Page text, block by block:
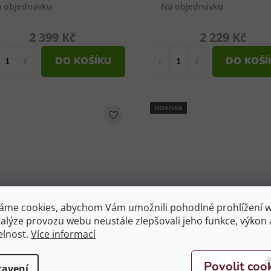
cookies, abychom Vám umožnili pohodlné prohlížení
provozu webu neustále zlepšovali jeho funkce, výkon
Více informací
objednávku
2 399 Kč
DO KOŠÍKU
Na objednávku
2 229 Kč
DO
Závodní sako
COVALLIERO
vel. 152/158
objednávku
NOVINKA
Dětské jezdecké sako